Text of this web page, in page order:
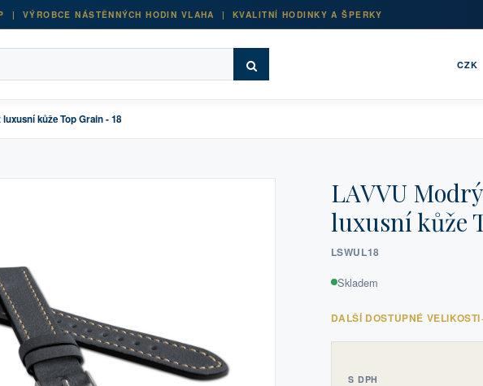
| VÝROBCE NÁSTĚNNÝCH HODIN VLAHA | KVALITNÍ HODINKY A ŠPERKY
CZK
kůže Top Grain - 18
LAVVU
luxusní kůže
LSWUL18
Skladem
DALŠÍ DOSTUPNÉ VELIKOSTI
S DPH